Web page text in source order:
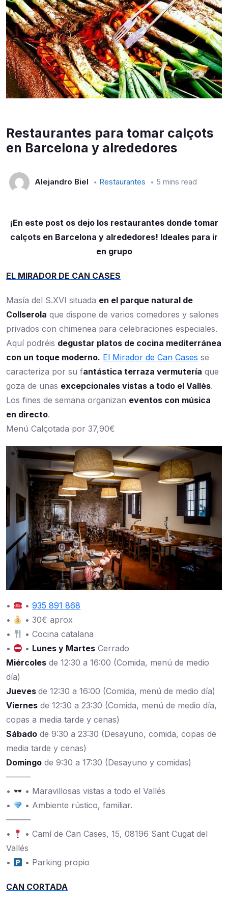
Restaurantes para tomar calçots
en Barcelona y alrededores
Alejandro Biel Restaurantes 5 mins read
¡En este post os dejo los restaurantes donde tomar
calçots en Barcelona y alrededores! Ideales para ir
en grupo
EL MIRADOR DE CAN CASES
Masía del S.XVI situada en el parque natural de
Collserola que dispone de varios comedores y salones
privados con chimenea para celebraciones especiales.
Aquí podréis degustar platos de cocina mediterránea
con un toque moderno. El Mirador de Can Cases se
caracteriza por su fantástica terraza vermutería que
goza de unas excepcionales vistas a todo el Vallès.
Los fines de semana organizan eventos con música
en directo.
Menú Calçotada por 37,90€
• •935 891 868
•
• 30€ aprox
•
• Cocina catalana
•
• Lunes y Martes Cerrado
Miércoles de 12:30 a 16:00 (Comida, menú de medio
día)
Jueves de 12:30 a 16:00 (Comida, menú de medio día)
Viernes de 12:30 a 23:30 (Comida, menú de medio día,
copas a media tarde y cenas)
Sábado de 9:30 a 23:30 (Desayuno, comida, copas de
media tarde y cenas)
Domingo de 9:30 a 17:30 (Desayuno y comidas)
———
•
• Maravillosas vistas a todo el Vallés
•
• Ambiente rústico, familiar.
———
•
• Camí de Can Cases, 15, 08196 Sant Cugat del
Vallés
•
• Parking propio
CAN CORTADA